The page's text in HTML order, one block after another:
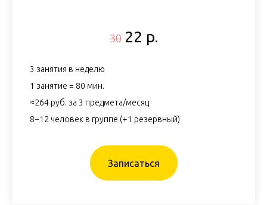
30 22 р.
3 занятия в неделю
1 занятие = 80 мин.
≈264 руб. за 3 предмета/месяц
8−12 человек в группе (+1 резервный)
Записаться